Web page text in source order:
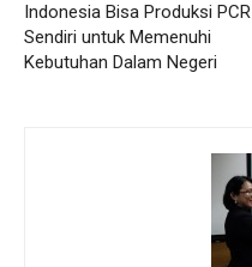
Indonesia Bisa Produksi PCR
Sendiri untuk Memenuhi
Kebutuhan Dalam Negeri